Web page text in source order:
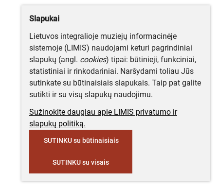
Slapukai
Lietuvos integralioje muziejų informacinėje
sistemoje (LIMIS) naudojami keturi pagrindiniai
slapukų (angl. cookies) tipai: būtinieji, funkciniai,
statistiniai ir rinkodariniai. Naršydami toliau Jūs
sutinkate su būtinaisiais slapukais. Taip pat galite
sutikti ir su visų slapukų naudojimu.
Sužinokite daugiau apie LIMIS privatumo ir
slapukų politiką.
SUTINKU su būtinaisiais
SUTINKU su visais